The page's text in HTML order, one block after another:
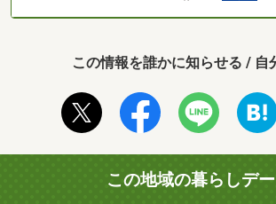
この情報を誰かに知らせる / 自
この地域の暮らしデ